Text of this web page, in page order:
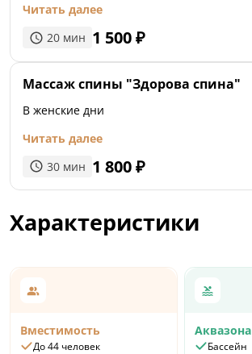
Читать далее
20 мин 1 500₽
Массаж спины "Здорова спина"
В женские дни
Читать далее
30 мин 1 800₽
Характеристики
Вместимость
До 44 человек
Аквазона
Бассейн